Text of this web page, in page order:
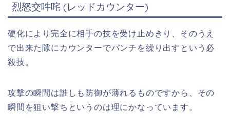
烈怒交吽咤 (レッドカウンター)
硬化により完全に相手の技を受け止めきり、そのうえ
で出来た隙にカウンターでパンチを繰り出すという必
殺技。
攻撃の瞬間は誰しも防御が薄れるものですから、その
瞬間を狙い撃ちというのは理にかなっています。